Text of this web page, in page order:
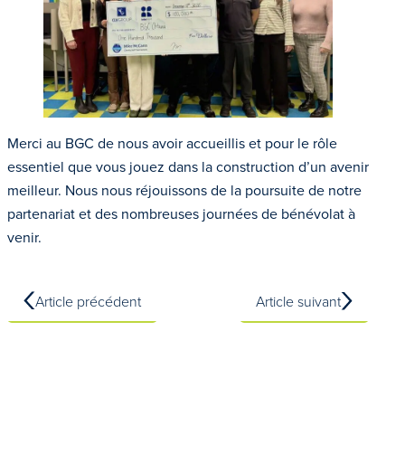
Merci au BGC de nous avoir accueillis et pour le rôle
essentiel que vous jouez dans la construction d’un avenir
meilleur. Nous nous réjouissons de la poursuite de notre
partenariat et des nombreuses journées de bénévolat à
venir.
Article précédent Article suivant